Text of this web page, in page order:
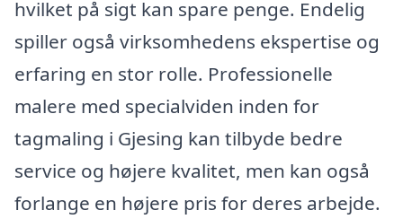
hvilket på sigt kan spare penge. Endelig
spiller også virksomhedens ekspertise og
erfaring en stor rolle. Professionelle
malere med specialviden inden for
tagmaling i Gjesing kan tilbyde bedre
service og højere kvalitet, men kan også
forlange en højere pris for deres arbejde.